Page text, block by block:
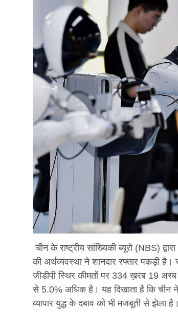
चीन के राष्ट्रीय सांख्यिकी ब्यूरो (NBS)
की अर्थव्यवस्था ने शानदार रफ्तार पकड़ी
जीडीपी स्थिर कीमतों पर 334 ख़रब 19
से 5.0% अधिक है। यह दिखाता है कि चीन
व्यापार युद्ध के दबाव को भी मजबूती से झेला है।